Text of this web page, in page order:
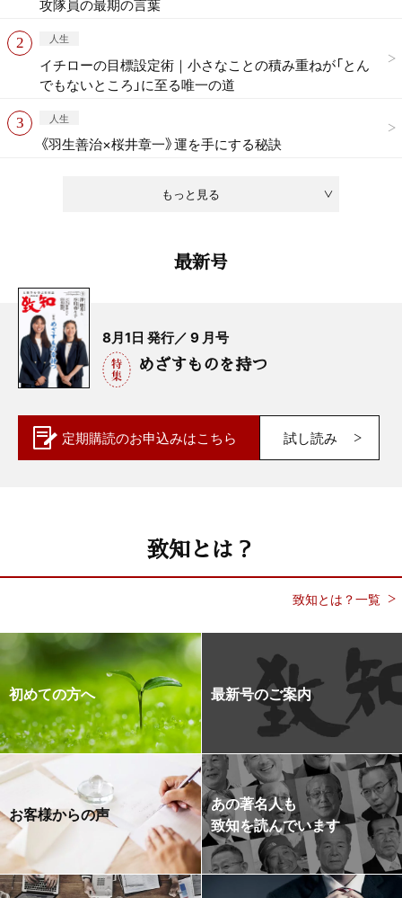
もっと見る
攻隊員の最期の言葉
人生
イチローの目標設定術｜小さなことの積み重ねが「とん
でもないところ」に至る唯一の道
人生
《羽生善治×桜井章一》運を手にする秘訣
最新号
8月1日 発行／ 9 月号
めざすものを持つ
定期購読のお申込みはこちら 試し読み
致知とは？
致知とは？一覧
初めての方へ 最新号のご案内
お客様からの声
あの著名人も
致知を読んでいます